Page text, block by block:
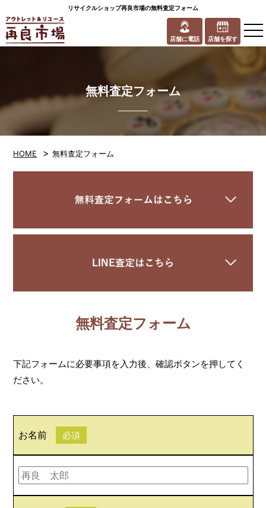
リサイクルショップ再良市場の無料査定フォーム
店舗に電話 店舗を探す
無料査定フォーム
HOME >無料査定フォーム
無料査定フォーム
下記フォームに必要事項を入力後、確認ボタンを押してく
ださい。
お名前 必須